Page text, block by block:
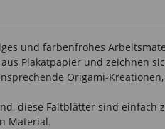
und farbenfrohes
Plakatpapier und zeichnen
Origami-
diese Faltblätter sind
Material.